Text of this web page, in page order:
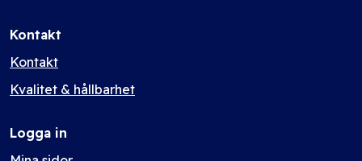
Kontakt
Kontakt
Kvalitet & hållbarhet
Logga in